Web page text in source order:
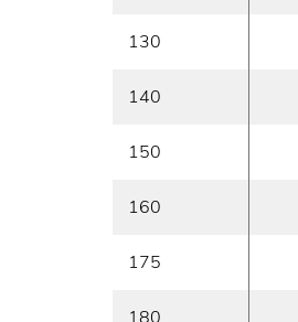
130
140
150
160
175